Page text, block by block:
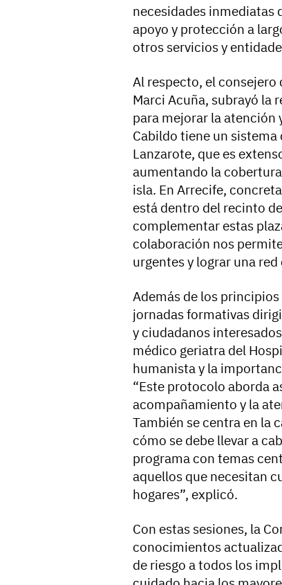
necesidades inmediatas
apoyo y protección a
otros servicios y
Al respecto, el consejero
Marci Acuña, subrayó la
para mejorar la atención
Cabildo tiene un
Lanzarote, que es
aumentando la
isla. En Arrecife,
está dentro del recinto
complementar estas
colaboración nos
urgentes y lograr una
Además de los
jornadas formativas
y ciudadanos
médico geriatra del
humanista y la
“Este protocolo aborda
acompañamiento y la
También se centra en la
cómo se debe llevar a
programa con temas
aquellos que necesitan
hogares”, explicó.
Con estas sesiones, la
conocimientos
de riesgo a todos los